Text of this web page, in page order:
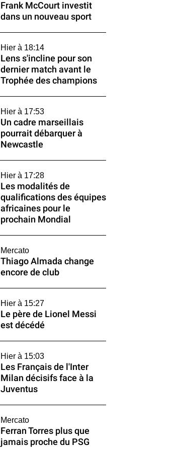
Frank McCourt investit
dans un nouveau sport
Hier à 18:14
Lens s'incline pour son
dernier match avant le
Trophée des champions
Hier à 17:53
Un cadre marseillais
pourrait débarquer à
Newcastle
Hier à 17:28
Les modalités de
qualifications des équipes
africaines pour le
prochain Mondial
Mercato
Thiago Almada change
encore de club
Hier à 15:27
Le père de Lionel Messi
est décédé
Hier à 15:03
Les Français de l'Inter
Milan décisifs face à la
Juventus
Mercato
Ferran Torres plus que
jamais proche du PSG